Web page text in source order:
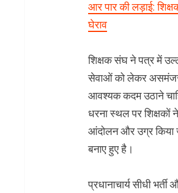
आर पार की लड़ाई:
घेराव
शिक्षक संघ ने पत्र में
सेवाओं को लेकर असमंजस
आवश्यक कदम उठाने
धरना स्थल पर शिक्षकों
आंदोलन और उग्र किया
बनाए हुए है।
प्रधानाचार्य सीधी